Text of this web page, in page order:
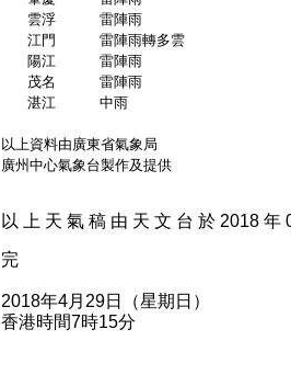
雲浮     雷陣雨
江門     雷陣雨轉多雲
陽江     雷陣雨
茂名     雷陣雨
湛江     中雨
以上資料由廣東省氣象局
廣州中心氣象台製作及提供
以 上 天 氣 稿 由 天 文 台 於 2018 年
完
2018年4月29日（星期日）
香港時間7時15分